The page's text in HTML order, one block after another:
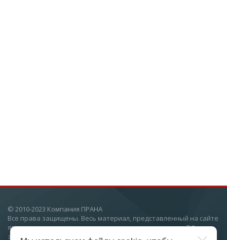
© 2010-2023 Компания ПРАНА
Все права защищены. Весь материал, представленный на сайте
является авторским и охраняется законодательством РФ о
защите интеллектуальных прав. Воспроизведение текста или